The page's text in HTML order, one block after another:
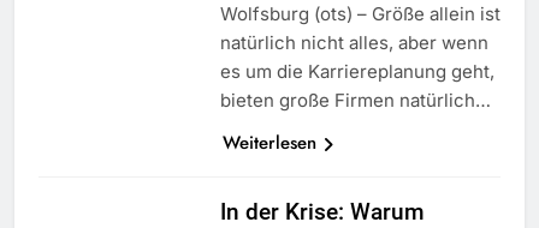
Wolfsburg (ots) – Größe allein ist
natürlich nicht alles, aber wenn
es um die Karriereplanung geht,
bieten große Firmen natürlich…
Weiterlesen
In der Krise: Warum